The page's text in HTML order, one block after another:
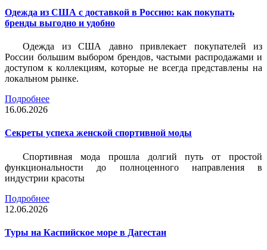
Одежда из США с доставкой в Россию: как покупать
бренды выгодно и удобно
Одежда из США давно привлекает покупателей из
России большим выбором брендов, частыми распродажами и
доступом к коллекциям, которые не всегда представлены на
локальном рынке.
Подробнее
16.06.2026
Секреты успеха женской спортивной моды
Спортивная мода прошла долгий путь от простой
функциональности до полноценного направления в
индустрии красоты
Подробнее
12.06.2026
Туры на Каспийское море в Дагестан